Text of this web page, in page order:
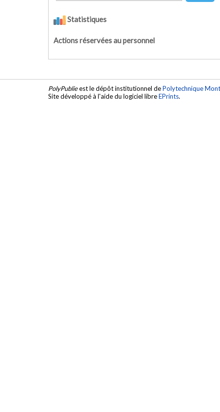
Statistiques
Actions réservées au personnel
PolyPublieest le dépôt institutionnel dePolytechnique
Site développé à l'aide du logiciel libreEPrints.